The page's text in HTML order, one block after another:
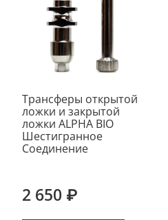
Трансферы открытой
ложки и закрытой
ложки ALPHA BIO
Шестигранное
Соединение
2 650 ₽